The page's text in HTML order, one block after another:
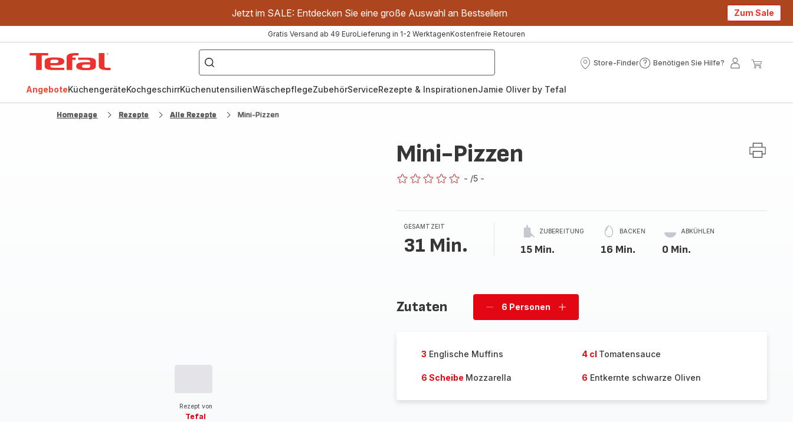
Jetzt im SALE: Entdecken Sie eine große Auswahl an Bestsellern Zum Sale
Gratis Versand ab 49 EuroLieferung in 1-2 WerktagenKostenfreie Retouren
["OptiGrill","Easy
Fry","Pfanne"]
Store-Finder
Store-
Benötigen Sie Hilfe?
Benötigen
Mein
AngeboteKüchengeräteKochgeschirrKüchenutensilienWäschepflegeZubehörServiceRezepte & InspirationenJamie Oliver by Tefal
Homepage Rezepte Alle Rezepte Mini-Pizzen
Rezept von
Tefal
Mini-Pizzen
- /5 -
GESAMTZEIT
31 Min.
ZUBEREITUNG
15 Min.
BACKEN
16 Min.
ABKÜHLEN
0 Min.
Zutaten
Personen
6 Personen
Personen
3 Englische Muffins 4 cl Tomatensauce
6 Scheibe Mozzarella 6 Entkernte schwarze Oliven